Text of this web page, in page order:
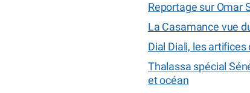
Reportage sur Omar
La Casamance vue
Dial Diali, les
Thalassa spécial
et océan